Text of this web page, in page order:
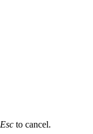
Esc to cancel.